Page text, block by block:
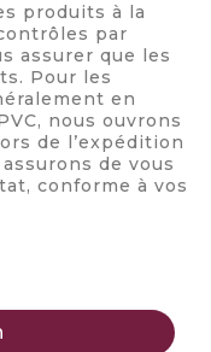
produits à la
par
assurer que les
Pour les
en
nous ouvrons
de l’expédition
de vous
conforme à vos